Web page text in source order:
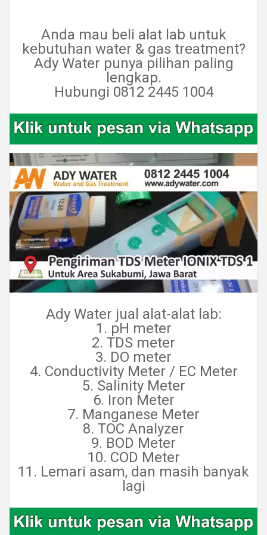
Anda mau beli alat lab untuk
kebutuhan water & gas treatment?
Ady Water punya pilihan paling
lengkap.
Hubungi 0812 2445 1004
Ady Water jual alat-alat lab:
1. pH meter
2. TDS meter
3. DO meter
4. Conductivity Meter / EC Meter
5. Salinity Meter
6. Iron Meter
7. Manganese Meter
8. TOC Analyzer
9. BOD Meter
10. COD Meter
11. Lemari asam, dan masih banyak
lagi